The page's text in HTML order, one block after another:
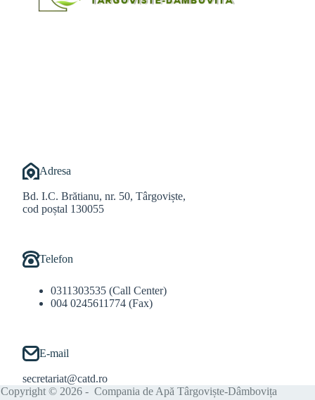
Adresa
Bd. I.C. Brătianu, nr. 50, Târgoviște,
cod poștal 130055
Telefon
0311303535 (Call Center)
004 0245611774 (Fax)
E-mail
secretariat@catd.ro
Copyright © 2026 - Compania de Apă Târgoviște-Dâmbovița